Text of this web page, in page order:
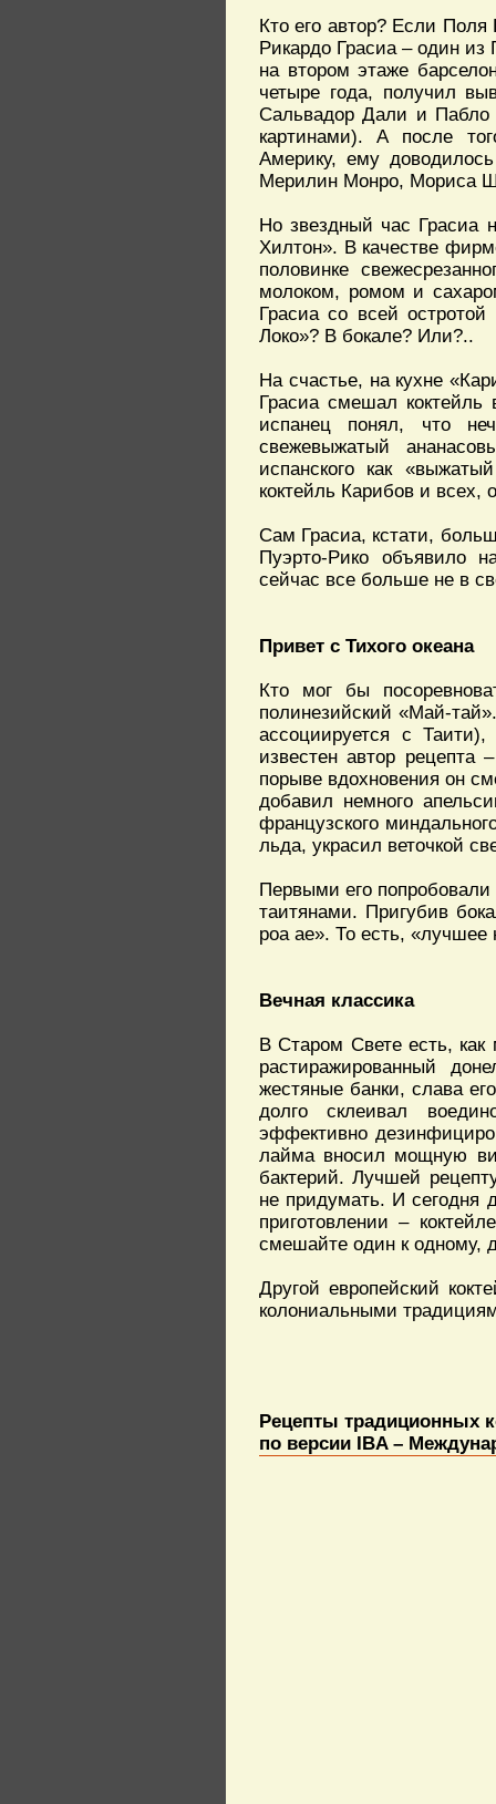
Кто его автор? Если
Рикардо Грасиа – один
на втором этаже
четыре года, получил
Сальвадор Дали и Пабло
картинами). А после
Америку, ему
Мерилин Монро, Мориса
Но звездный час Грасиа
Хилтон». В качестве
половинке
молоком, ромом и
Грасиа со всей
Локо»? В бокале? Или?..
На счастье, на кухне
Грасиа смешал коктейль
испанец понял, что
свежевыжатый
испанского как
коктейль Карибов и всех,
Сам Грасиа, кстати,
Пуэрто-Рико объявило
сейчас все больше не в
Привет с Тихого океана
Кто мог бы
полинезийский «Май-
ассоциируется с
известен автор рецепта
порыве вдохновения он
добавил немного
французского
льда, украсил веточкой
Первыми его
таитянами. Пригубив
роа ае». То есть, «лучшее
Вечная классика
В Старом Свете есть, как
растиражированный
жестяные банки, слава
долго склеивал
эффективно
лайма вносил мощную
бактерий. Лучшей
не придумать. И сегодня
приготовлении –
смешайте один к одному,
Другой европейский
колониальными
Рецепты традиционных
по версии IBA –